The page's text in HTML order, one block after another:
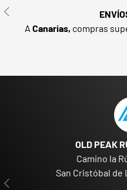
ANTERIOR
A Canarias, compras
ANTERIOR
OLD PEAK
Camino la
San Cristóbal de